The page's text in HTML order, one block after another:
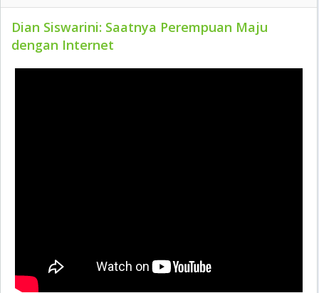
Dian Siswarini: Saatnya Perempuan Maju
dengan Internet